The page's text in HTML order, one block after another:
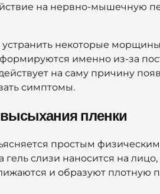
на нервно-мышечную
некоторые
именно из-за
на саму причину
симптомы.
пленки
простым
слизи наносится на
и образуют плотную